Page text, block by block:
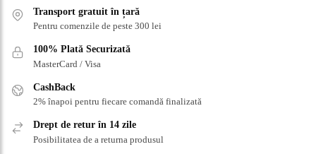
Transport gratuit în țară
Pentru comenzile de peste 300 lei
100% Plată Securizată
MasterCard / Visa
CashBack
2% înapoi pentru fiecare comandă finalizată
Drept de retur în 14 zile
Posibilitatea de a returna produsul